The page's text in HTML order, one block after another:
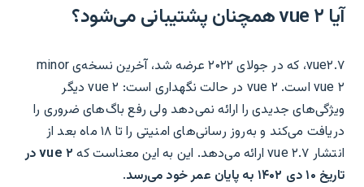
آیا vue ۲ همچنان پشتیبانی می‌شود؟
vue۲.۷، که در جولای ۲۰۲۲ عرضه شد، آخرین نسخه‌ی minor
vue ۲ است. vue ۲ در حالت نگهداری است: vue ۲ دیگر
ویژگی‌های جدیدی را ارائه نمی‌دهد ولی رفع باگ‌های ضروری را
دریافت می‌کند و به‌روز رسانی‌های امنیتی را تا ۱۸ ماه بعد از
انتشار vue ۲.۷ ارائه می‌دهد. این به این معناست که
vue ۲ در
تاریخ ۱۰ دی ۱۴۰۲ به پایان عمر خود می‌رسد
.